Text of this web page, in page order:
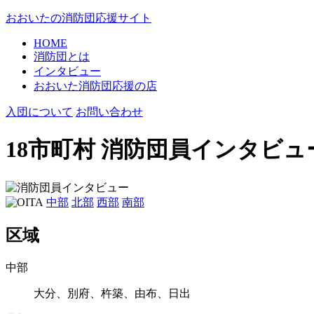
おおいたの消防団応援サイト
HOME
消防団 とは
インタビュー
おおいた消防団 応援の店
入団について お問い合わせ
18市町村 消防団員インタビュ
中部 北部 西部 南部
区域
中部
大分、別府、杵築、由布、日出